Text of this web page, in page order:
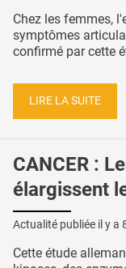
Chez les femmes,
symptômes
confirmé par cette
LIRE LA SUITE
CANCER :
élargissent
Actualité publiée il y a
Cette étude